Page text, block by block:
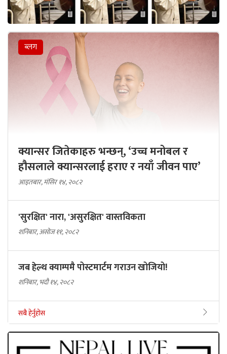
ब्लग
क्यान्सर जितेकाहरु भन्छन्, ‘उच्च मनोबल र
हौसलाले क्यान्सरलाई हराए र नयाँ जीवन पाए’
आइतबार, मंसिर १४, २०८२
'सुरक्षित' नारा, 'असुरक्षित' वास्तविकता
शनिबार, असोज ११, २०८२
जब हेल्थ क्याम्पमै पोस्टमार्टम गराउन खोजियो!
शनिबार, भदौ १४, २०८२
सबै हेर्नुहोस